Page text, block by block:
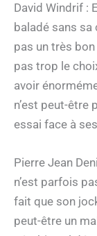
David Windrif :
baladé sans sa
pas un très bon
pas trop le
avoir
n’est peut-être
essai face à
Pierre Jean
n’est parfois
fait que son
peut-être un